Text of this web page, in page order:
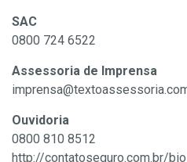
SAC
0800 724 6522
Assessoria de Imprensa
Ouvidoria
0800 810 8512
http://contatoseguro.com.br/